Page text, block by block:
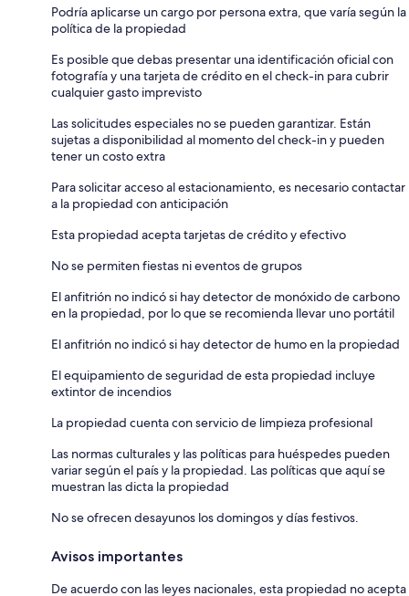
Podría aplicarse un cargo por persona extra, que varía según la
política de la propiedad
Es posible que debas presentar una identificación oficial con
fotografía y una tarjeta de crédito en el check-in para cubrir
cualquier gasto imprevisto
Las solicitudes especiales no se pueden garantizar. Están
sujetas a disponibilidad al momento del check-in y pueden
tener un costo extra
Para solicitar acceso al estacionamiento, es necesario contactar
a la propiedad con anticipación
Esta propiedad acepta tarjetas de crédito y efectivo
No se permiten fiestas ni eventos de grupos
El anfitrión no indicó si hay detector de monóxido de carbono
en la propiedad, por lo que se recomienda llevar uno portátil
El anfitrión no indicó si hay detector de humo en la propiedad
El equipamiento de seguridad de esta propiedad incluye
extintor de incendios
La propiedad cuenta con servicio de limpieza profesional
Las normas culturales y las políticas para huéspedes pueden
variar según el país y la propiedad. Las políticas que aquí se
muestran las dicta la propiedad
No se ofrecen desayunos los domingos y días festivos.
Avisos importantes
De acuerdo con las leyes nacionales, esta propiedad no acepta